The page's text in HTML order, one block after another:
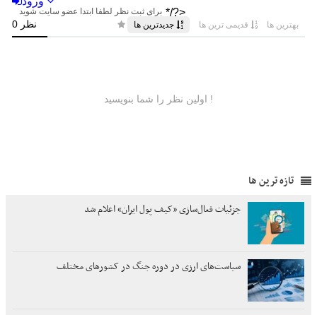
تازه ترین ها
جزئیات فعال‌سازی «کیف پول ایران» اعلام شد
سیاست‌های ارزی در دوره جنگ در کشورهای مختلف